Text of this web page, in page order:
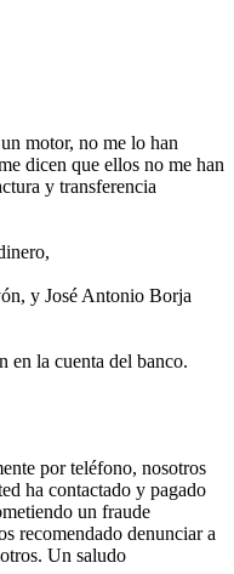
motor, no me lo han
dicen que ellos no me han
y transferencia
y José Antonio Borja
en la cuenta del banco.
por teléfono, nosotros
ha contactado y pagado
un fraude
recomendado denunciar a
Un saludo